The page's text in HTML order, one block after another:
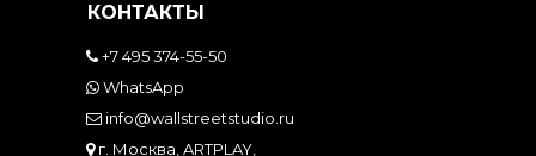
КОНТАКТЫ
+7 495 374-55-50
WhatsApp
info@wallstreetstudio.ru
г. Москва, ARTPLAY,